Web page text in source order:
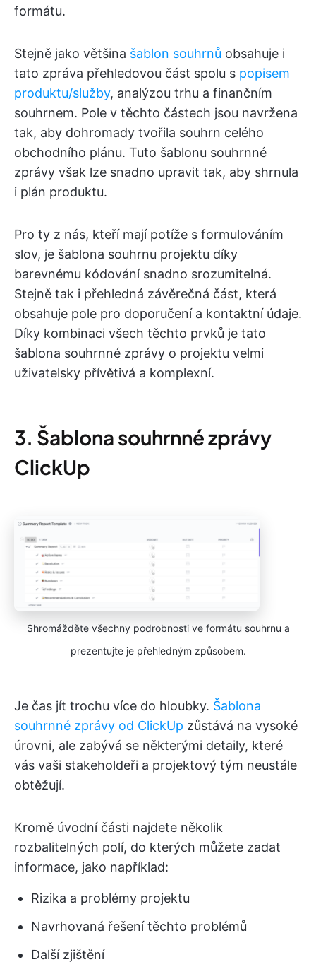
formátu.
Stejně jako většina šablon souhrnů obsahuje i
tato zpráva přehledovou část spolu s popisem
produktu/služby, analýzou trhu a finančním
souhrnem. Pole v těchto částech jsou navržena
tak, aby dohromady tvořila souhrn celého
obchodního plánu. Tuto šablonu souhrnné
zprávy však lze snadno upravit tak, aby shrnula
i plán produktu.
Pro ty z nás, kteří mají potíže s formulováním
slov, je šablona souhrnu projektu díky
barevnému kódování snadno srozumitelná.
Stejně tak i přehledná závěrečná část, která
obsahuje pole pro doporučení a kontaktní údaje.
Díky kombinaci všech těchto prvků je tato
šablona souhrnné zprávy o projektu velmi
uživatelsky přívětivá a komplexní.
3. Šablona souhrnné zprávy
ClickUp
Shromážděte všechny podrobnosti ve formátu souhrnu a
prezentujte je přehledným způsobem.
Je čas jít trochu více do hloubky. Šablona
souhrnné zprávy od ClickUp zůstává na vysoké
úrovni, ale zabývá se některými detaily, které
vás vaši stakeholdeři a projektový tým neustále
obtěžují.
Kromě úvodní části najdete několik
rozbalitelných polí, do kterých můžete zadat
informace, jako například:
Rizika a problémy projektu
Navrhovaná řešení těchto problémů
Další zjištění